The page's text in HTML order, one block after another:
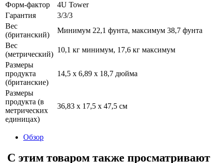
Форм-фактор
4U Tower
Гарантия
3/3/3
Вес
(британский)
Минимум 22,1 фунта, максимум 38,7 фунта
Вес
(метрический)
10,1 кг минимум, 17,6 кг максимум
Размеры
продукта
(британские)
14,5 х 6,89 х 18,7 дюйма
Размеры
продукта (в
метрических
единицах)
36,83 х 17,5 х 47,5 см
Обзор
С этим товаром также просматривают